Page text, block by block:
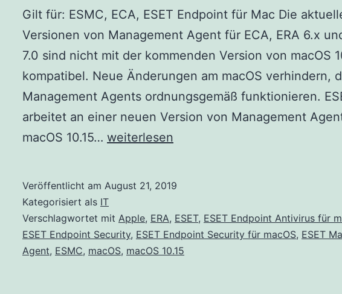
Gilt für: ESMC, ECA, ESET Endpoint für Mac Die
Versionen von Management Agent für ECA, ERA 6.x
7.0 sind nicht mit der kommenden Version von macOS
kompatibel. Neue Änderungen am macOS verhindern,
Management Agents ordnungsgemäß funktionieren.
arbeitet an einer neuen Version von Management
macOS 10.15… Aktuelle
ESET
Endpoint
für
Mac
weiterlesen
Veröffentlicht am August 21, 2019
Kategorisiert als IT
Verschlagwortet mit Apple, ERA, ESET, ESET Endpoint Antivirus für
ESET Endpoint Security, ESET Endpoint Security für macOS, ESET
Agent, ESMC, macOS, macOS 10.15